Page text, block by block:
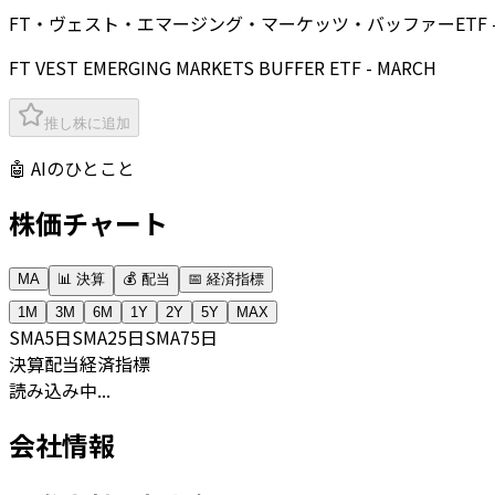
FT・ヴェスト・エマージング・マーケッツ・バッファーETF
FT VEST EMERGING MARKETS BUFFER ETF - MARCH
推し株に追加
🤖 AIのひとこと
株価チャート
MA 📊 決算 💰 配当
📅 経済指標
1M
3M 6M 1Y 2Y 5Y MAX
SMA5日SMA25日SMA75日
決算配当経済指標
読み込み中...
会社情報